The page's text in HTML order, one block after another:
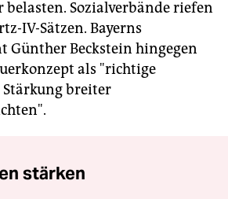
belasten. Sozialverbände riefen
IV-Sätzen. Bayerns
Günther Beckstein hingegen
als "richtige
Stärkung breiter
stärken